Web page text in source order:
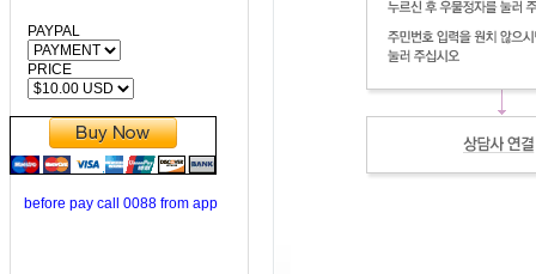
PAYPAL
PRICE
before pay call 0088 from app